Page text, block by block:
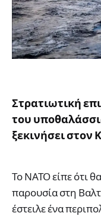
Στρατιωτική
του
ξεκινήσει στον
Το ΝΑΤΟ είπε ότι
παρουσία στη
έστειλε ένα